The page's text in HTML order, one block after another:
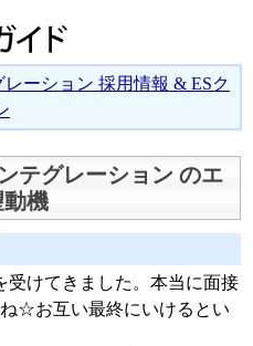
ーション 採用情報 & ESク
テグレーション のエ
機
受けてきました。本当に面接
☆お互い最終にいけるとい